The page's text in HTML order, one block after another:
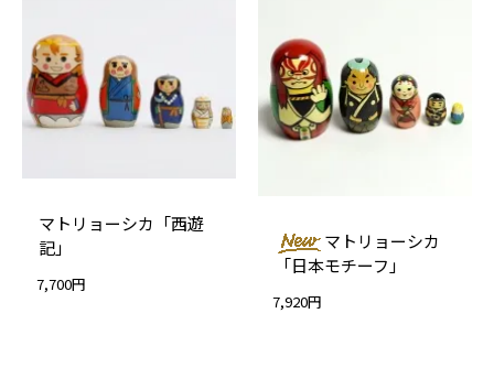
マトリョーシカ「西遊
記」
7,700円
マトリョーシカ
「日本モチーフ」
7,920円